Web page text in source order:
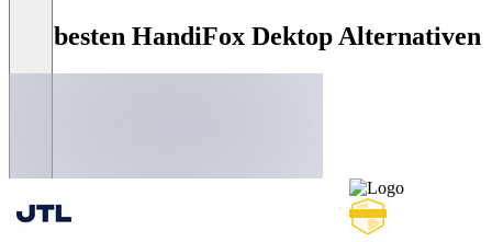
Die besten HandiFox Dektop Alternativen